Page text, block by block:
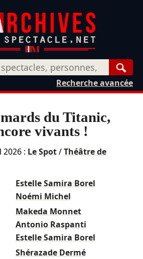
Recherche avancée
du Titanic,
vivants !
2026: Le Spot/Théâtre de
Estelle Samira Borel
Noémi Michel
Makeda Monnet
Antonio Raspanti
Estelle Samira Borel
Shérazade Dermé